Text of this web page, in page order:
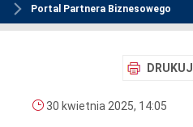
Portal Partnera Biznesowego
DRUKUJ
30 kwietnia 2025, 14:05